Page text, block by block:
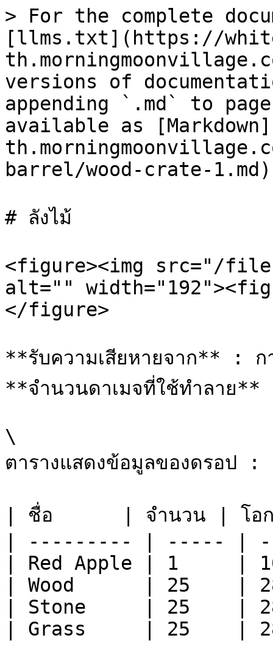
> For the complete
[llms.txt](https://
versions of
appending `.md` to
available as
barrel/wood-crate-
# ลังไม้
<figure><img src="/files/
alt=""
</figure>
**รับความเสียหายจาก** :
**จำนวนดาเมจที่ใช้ทำลาย
\
ตารางแสดงข้อมูลของดรอป :
| ชื่อ      | จำนวน | โอ
| --------- | ----- |
| Red Apple | 1     |
| Wood      | 25    |
| Stone     | 25    |